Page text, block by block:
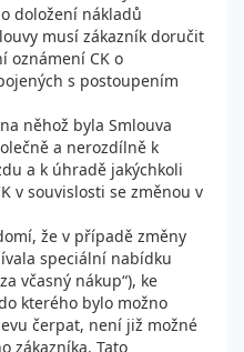
doložení nákladů
musí zákazník doručit
oznámení CK o
s postoupením
něhož byla Smlouva
a nerozdílně k
a k úhradě jakýchkoli
v souvislosti se změnou v
že v případě změny
speciální nabídku
včasný nákup“), ke
kterého bylo možno
čerpat, není již možné
zákazníka. Tato